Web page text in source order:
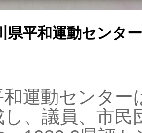
県平和運動センタ
運動センタ
し、議員、市